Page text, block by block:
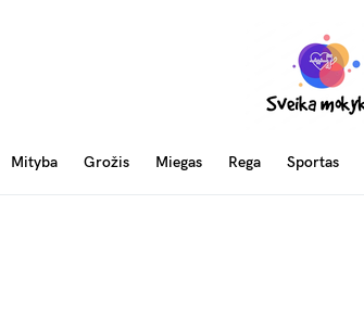
Mityba Grožis Miegas Rega Sportas